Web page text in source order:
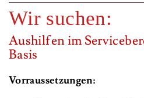
Wir suchen:
Aushilfen im
Basis
Vorraussetzungen: